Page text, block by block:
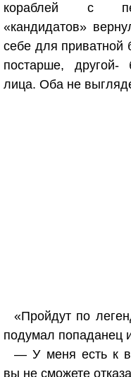
кораблей с
«кандидатов»
себе для
постарше, другой-
лица. Оба не
«Пройдут по
подумал попаданец
— У меня есть к
вы не сможете